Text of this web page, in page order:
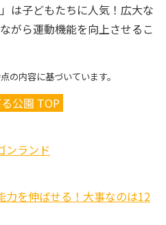
は子どもたちに人気！広大な
がら運動機能を向上させるこ
の内容に基づいています。
公園 TOP
ンランド
力を伸ばせる！大事なのは12